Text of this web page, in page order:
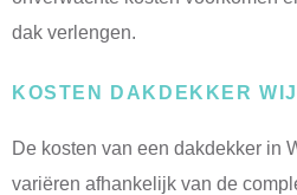
dak verlengen.
KOSTEN DAKDEKKER
De kosten van een dakdekker in
variëren afhankelijk van de